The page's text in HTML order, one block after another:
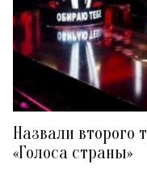
Назвали второго
«Голоса страны»